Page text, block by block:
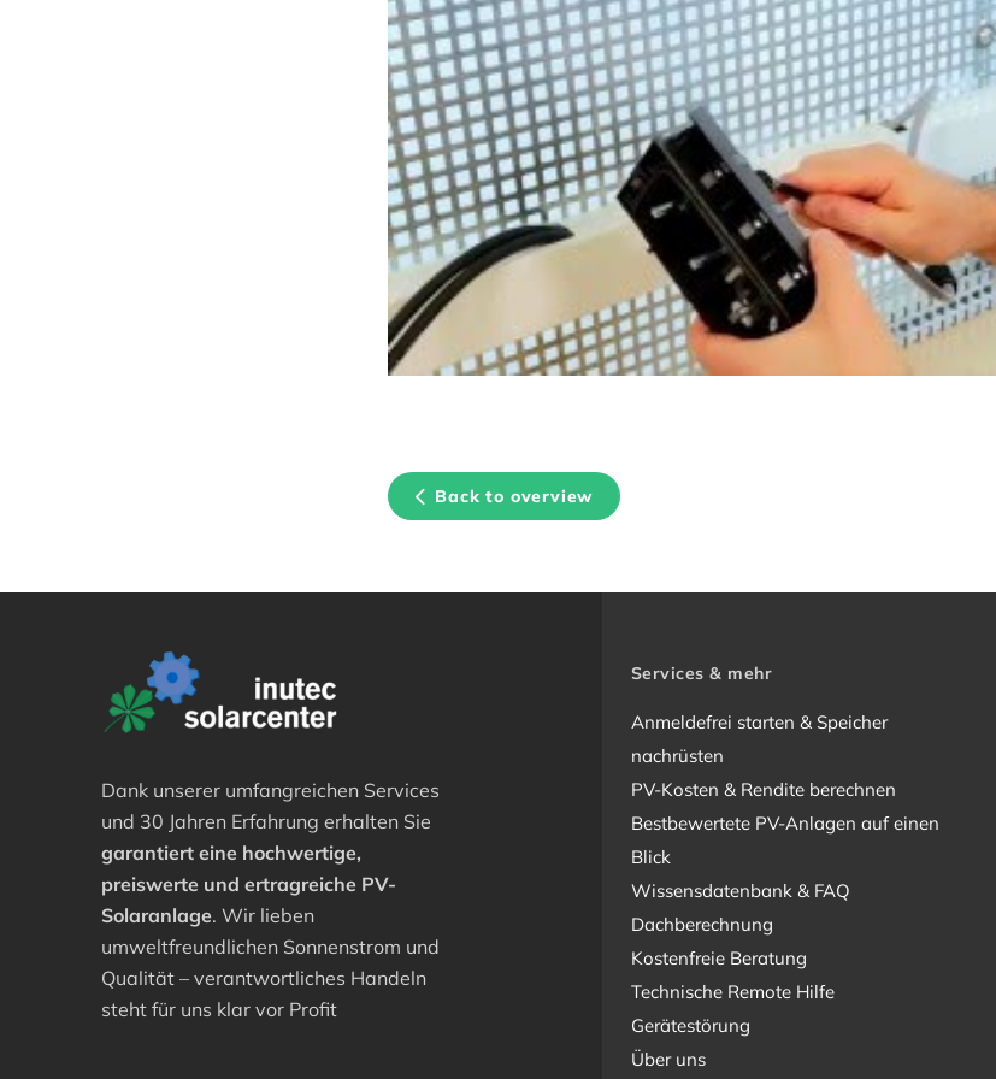
Back to overview
Dank unserer umfangreichen Services
und 30 Jahren Erfahrung erhalten Sie
garantiert eine hochwertige,
preiswerte und ertragreiche PV-
Solaranlage. Wir lieben
umweltfreundlichen Sonnenstrom und
Qualität – verantwortliches Handeln
steht für uns klar vor Profit
Services & mehr
Anmeldefrei starten & Speicher
nachrüsten
PV-Kosten & Rendite berechnen
Bestbewertete PV-Anlagen auf einen
Blick
Wissensdatenbank & FAQ
Dachberechnung
Kostenfreie Beratung
Technische Remote Hilfe
Gerätestörung
Über uns